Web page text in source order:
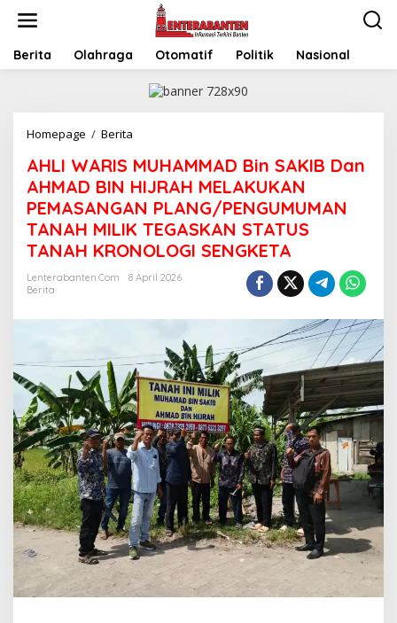
Berita Olahraga Otomatif Politik Nasional
Homepage / Berita
MUHAMMAD
Bin
SAKIB
Dan
AHMAD
BIN
HIJRAH
MELAKUKAN
TANAH
TEGASKAN
STATUS
TANAH
KRONOLOGI
SENGKETA
AHLI WARIS MUHAMMAD Bin SAKIB Dan
AHMAD BIN HIJRAH MELAKUKAN
PEMASANGAN PLANG/PENGUMUMAN
TANAH MILIK TEGASKAN STATUS
TANAH KRONOLOGI SENGKETA
Lenterabanten.com
8 April 2026
Berita